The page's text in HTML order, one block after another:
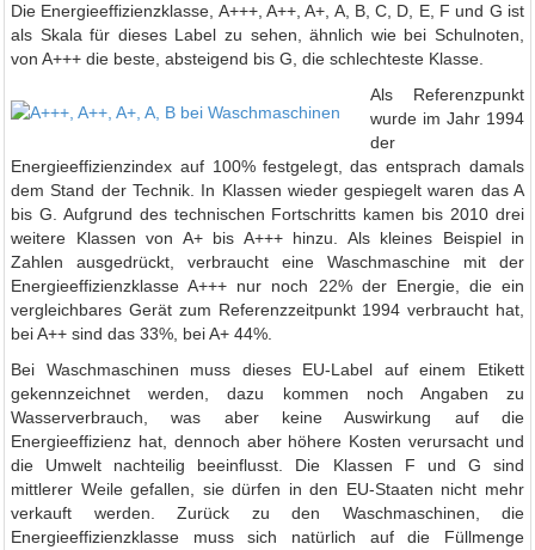
Die Energieeffizienzklasse, A+++, A++, A+, A, B, C, D, E, F und G ist
als Skala für dieses Label zu sehen, ähnlich wie bei Schulnoten,
von A+++ die beste, absteigend bis G, die schlechteste Klasse.
Als Referenzpunkt
wurde im Jahr 1994
der
Energieeffizienzindex auf 100% festgelegt, das entsprach damals
dem Stand der Technik. In Klassen wieder gespiegelt waren das A
bis G. Aufgrund des technischen Fortschritts kamen bis 2010 drei
weitere Klassen von A+ bis A+++ hinzu. Als kleines Beispiel in
Zahlen ausgedrückt, verbraucht eine Waschmaschine mit der
Energieeffizienzklasse A+++ nur noch 22% der Energie, die ein
vergleichbares Gerät zum Referenzzeitpunkt 1994 verbraucht hat,
bei A++ sind das 33%, bei A+ 44%.
Bei Waschmaschinen muss dieses EU-Label auf einem Etikett
gekennzeichnet werden, dazu kommen noch Angaben zu
Wasserverbrauch, was aber keine Auswirkung auf die
Energieeffizienz hat, dennoch aber höhere Kosten verursacht und
die Umwelt nachteilig beeinflusst. Die Klassen F und G sind
mittlerer Weile gefallen, sie dürfen in den EU-Staaten nicht mehr
verkauft werden. Zurück zu den Waschmaschinen, die
Energieeffizienzklasse muss sich natürlich auf die Füllmenge